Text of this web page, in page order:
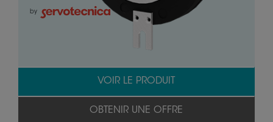
by
VOIR LE PRODUIT
OBTENIR UNE OFFRE